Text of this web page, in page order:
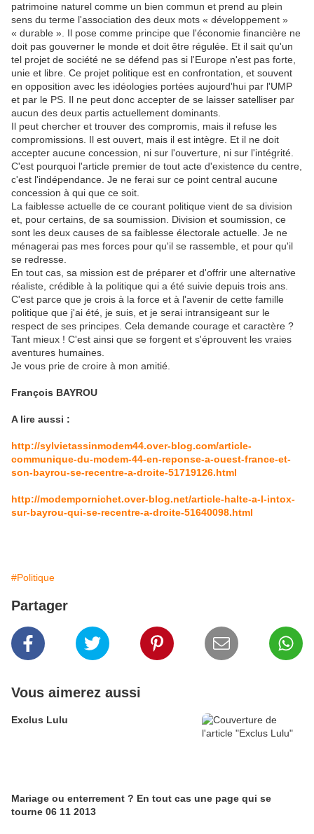
patrimoine naturel comme un bien commun et prend au plein
sens du terme l'association des deux mots « développement »
« durable ». Il pose comme principe que l'économie financière ne
doit pas gouverner le monde et doit être régulée. Et il sait qu'un
tel projet de société ne se défend pas si l'Europe n'est pas forte,
unie et libre. Ce projet politique est en confrontation, et souvent
en opposition avec les idéologies portées aujourd'hui par l'UMP
et par le PS. Il ne peut donc accepter de se laisser satelliser par
aucun des deux partis actuellement dominants.
Il peut chercher et trouver des compromis, mais il refuse les
compromissions. Il est ouvert, mais il est intègre. Et il ne doit
accepter aucune concession, ni sur l'ouverture, ni sur l'intégrité.
C'est pourquoi l'article premier de tout acte d'existence du centre,
c'est l'indépendance. Je ne ferai sur ce point central aucune
concession à qui que ce soit.
La faiblesse actuelle de ce courant politique vient de sa division
et, pour certains, de sa soumission. Division et soumission, ce
sont les deux causes de sa faiblesse électorale actuelle. Je ne
ménagerai pas mes forces pour qu'il se rassemble, et pour qu'il
se redresse.
En tout cas, sa mission est de préparer et d'offrir une alternative
réaliste, crédible à la politique qui a été suivie depuis trois ans.
C'est parce que je crois à la force et à l'avenir de cette famille
politique que j'ai été, je suis, et je serai intransigeant sur le
respect de ses principes. Cela demande courage et caractère ?
Tant mieux ! C'est ainsi que se forgent et s'éprouvent les vraies
aventures humaines.
Je vous prie de croire à mon amitié.
François BAYROU
A lire aussi :
http://sylvietassinmodem44.over-blog.com/article-
communique-du-modem-44-en-reponse-a-ouest-france-et-
son-bayrou-se-recentre-a-droite-51719126.html
http://modempornichet.over-blog.net/article-halte-a-l-intox-
sur-bayrou-qui-se-recentre-a-droite-51640098.html
#Politique
Partager
Vous aimerez aussi
Exclus Lulu
Mariage ou enterrement ? En tout cas une page qui se
tourne 06 11 2013